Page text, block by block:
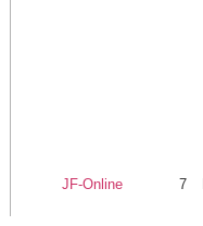
JF-Online 7